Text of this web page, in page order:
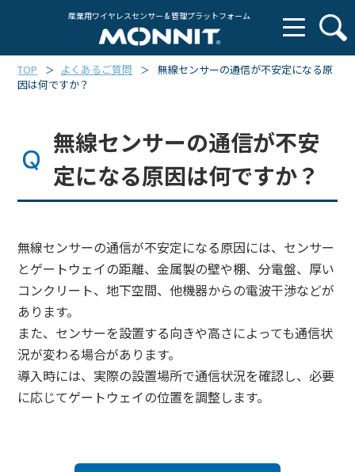
産業用ワイヤレスセンサー & 管理プラットフォーム
TOP ＞ よくあるご質問 ＞
無線センサーの通信が不安定になる原
因は何ですか？
無線センサーの通信が不安
定になる原因は何ですか？
無線センサーの通信が不安定になる原因には、センサー
とゲートウェイの距離、金属製の壁や棚、分電盤、厚い
コンクリート、地下空間、他機器からの電波干渉などが
あります。
また、センサーを設置する向きや高さによっても通信状
況が変わる場合があります。
導入時には、実際の設置場所で通信状況を確認し、必要
に応じてゲートウェイの位置を調整します。